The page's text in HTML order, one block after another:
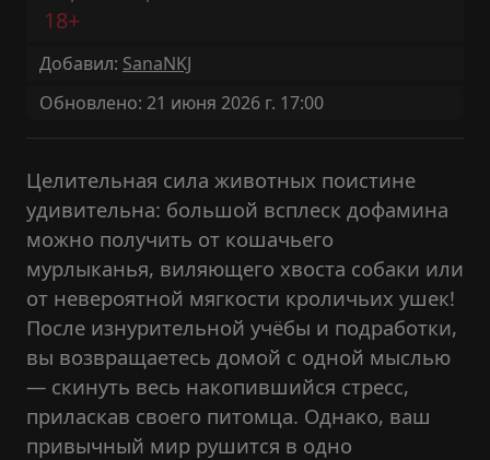
18+
Добавил: SanaNKJ
Обновлено: 21 июня 2026 г. 17:00
Целительная сила животных поистине
удивительна: большой всплеск дофамина
можно получить от кошачьего
мурлыканья, виляющего хвоста собаки или
от невероятной мягкости кроличьих ушек!
После изнурительной учёбы и подработки,
вы возвращаетесь домой с одной мыслью
— скинуть весь накопившийся стресс,
приласкав своего питомца. Однако, ваш
привычный мир рушится в одно